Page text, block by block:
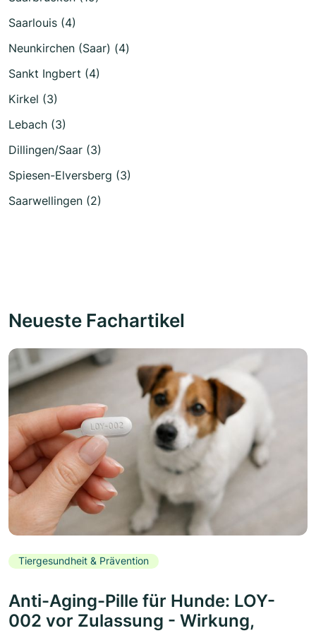
Saarlouis (4)
Neunkirchen (Saar) (4)
Sankt Ingbert (4)
Kirkel (3)
Lebach (3)
Dillingen/Saar (3)
Spiesen-Elversberg (3)
Saarwellingen (2)
Neueste Fachartikel
Tiergesundheit & Prävention
Anti-Aging-Pille für Hunde: LOY-
002 vor Zulassung - Wirkung,